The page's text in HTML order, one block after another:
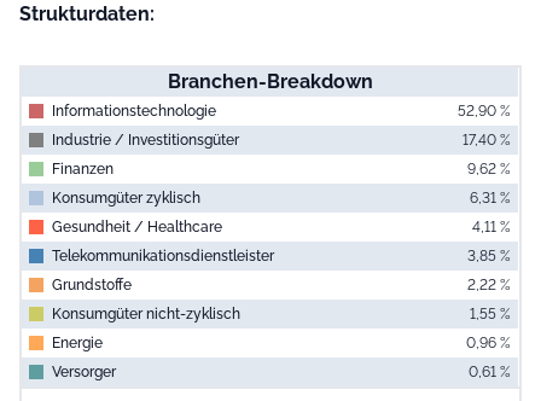
Strukturdaten:
Branchen-Breakdown
Informationstechnologie
52,90 %
Industrie / Investitionsgüter
17,40 %
Finanzen
9,62 %
Konsumgüter zyklisch
6,31 %
Gesundheit / Healthcare
4,11 %
Telekommunikationsdienstleister
3,85 %
Grundstoffe
2,22 %
Konsumgüter nicht-zyklisch
1,55 %
Energie
0,96 %
Versorger
0,61 %